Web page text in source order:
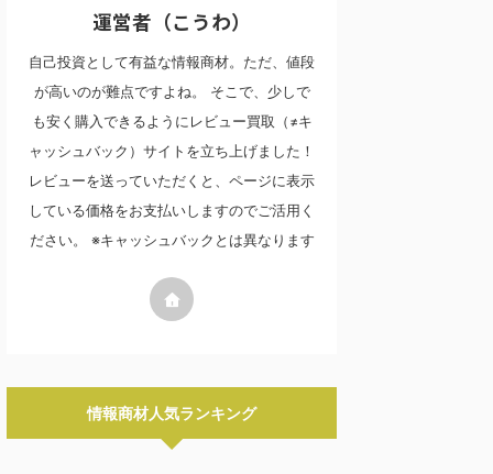
運営者（こうわ）
自己投資として有益な情報商材。ただ、値段
が高いのが難点ですよね。 そこで、少しで
も安く購入できるようにレビュー買取（≠キ
ャッシュバック）サイトを立ち上げました！
レビューを送っていただくと、ページに表示
している価格をお支払いしますのでご活用く
ださい。 ※キャッシュバックとは異なります
情報商材人気ランキング